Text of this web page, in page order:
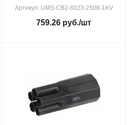
Артикул: UMS-CB2-6023-2508-1KV
759.26 руб./шт